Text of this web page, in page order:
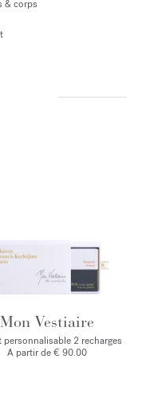
& corps
Mon Vestiaire
personnalisable 2 recharges
A partir de € 90.00